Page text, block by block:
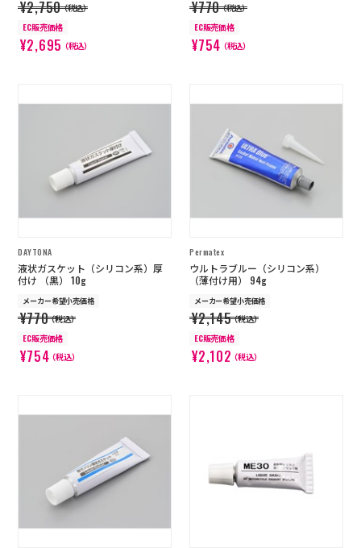
¥2,750（税込）
EC販売価格
¥2,695（税込）
¥770（税込）
EC販売価格
¥754（税込）
DAYTONA
液状ガスケット（シリコン系）厚
付け （黒） 10g
メーカー希望小売価格
¥770（税込）
EC販売価格
¥754（税込）
Permatex
ウルトラブルー（シリコン系）
（薄付け用） 94g
メーカー希望小売価格
¥2,145（税込）
EC販売価格
¥2,102（税込）